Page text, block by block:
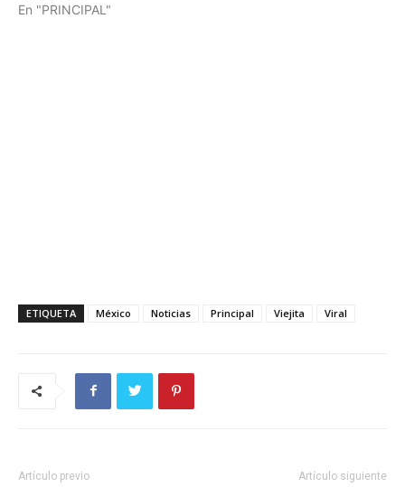
En "PRINCIPAL"
ETIQUETA México Noticias Principal Viejita Viral
Artículo previo Artículo siguiente